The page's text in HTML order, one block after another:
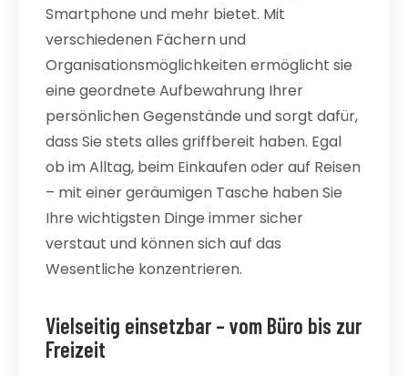
Smartphone und mehr bietet. Mit
verschiedenen Fächern und
Organisationsmöglichkeiten ermöglicht sie
eine geordnete Aufbewahrung Ihrer
persönlichen Gegenstände und sorgt dafür,
dass Sie stets alles griffbereit haben. Egal
ob im Alltag, beim Einkaufen oder auf Reisen
– mit einer geräumigen Tasche haben Sie
Ihre wichtigsten Dinge immer sicher
verstaut und können sich auf das
Wesentliche konzentrieren.
Vielseitig einsetzbar – vom Büro bis zur
Freizeit